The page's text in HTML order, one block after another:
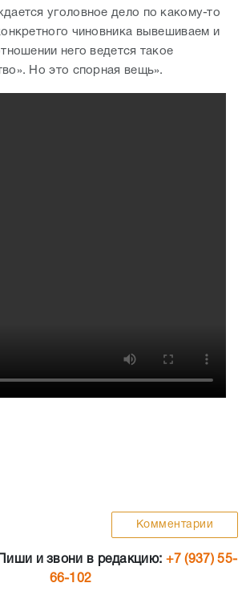
уголовное дело по какому-то
чиновника вывешиваем и
него ведется такое
Но это спорная вещь».
Комментарии
и звони в редакцию: +7 (937) 55-
66-102